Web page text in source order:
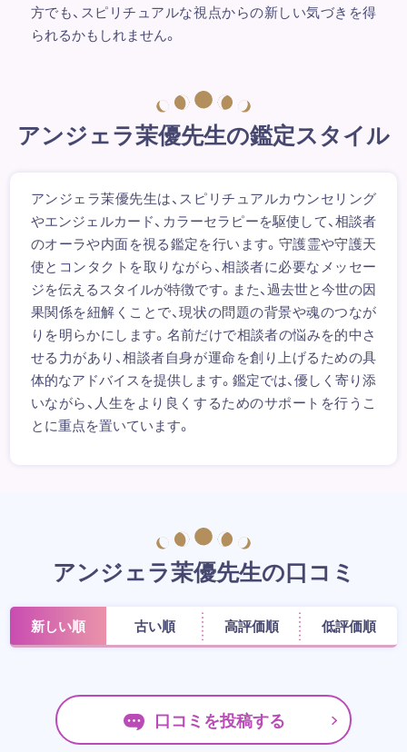
方でも、スピリチュアルな視点からの新しい気づきを得
られるかもしれません。
アンジェラ茉優先生の鑑定スタイル
アンジェラ茉優先生は、スピリチュアルカウンセリング
やエンジェルカード、カラーセラピーを駆使して、相談者
のオーラや内面を視る鑑定を行います。守護霊や守護天
使とコンタクトを取りながら、相談者に必要なメッセー
ジを伝えるスタイルが特徴です。また、過去世と今世の因
果関係を紐解くことで、現状の問題の背景や魂のつなが
りを明らかにします。名前だけで相談者の悩みを的中さ
せる力があり、相談者自身が運命を創り上げるための具
体的なアドバイスを提供します。鑑定では、優しく寄り添
いながら、人生をより良くするためのサポートを行うこ
とに重点を置いています。
アンジェラ茉優先生の口コミ
新しい順 古い順 高評価順 低評価順
口コミを投稿する